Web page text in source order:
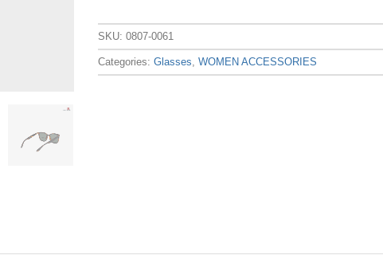
SKU:0807-0061
Categories:Glasses ,WOMEN ACCESSORIES